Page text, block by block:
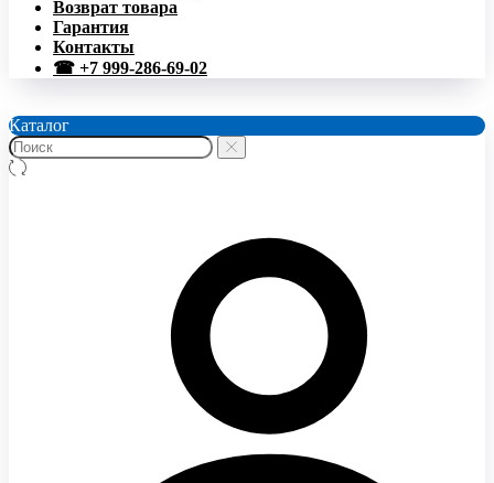
Возврат товара
Гарантия
Контакты
☎ +7 999-286-69-02
Каталог